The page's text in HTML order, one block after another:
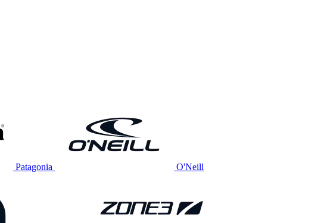
Patagonia O'Neill